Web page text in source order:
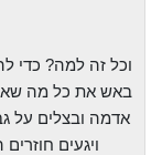
וכל זה למה? כדי
באש את כל מה
אדמה ובצלים על
ויגעים חוזרים